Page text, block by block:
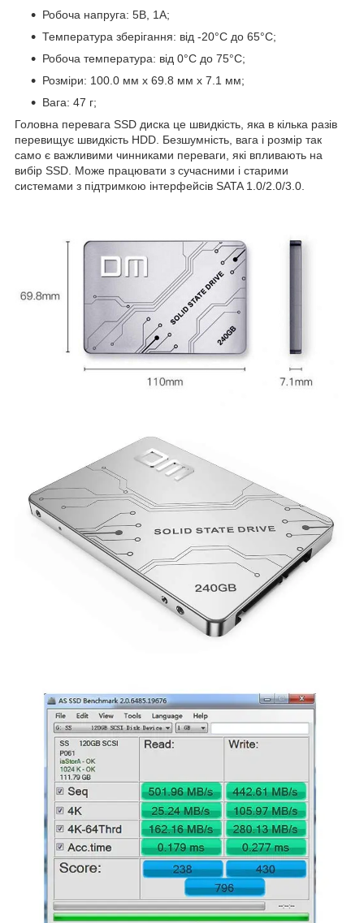
Робоча напруга: 5В, 1А;
Температура зберігання: від -20°C до 65°C;
Робоча температура: від 0°C до 75°C;
Розміри: 100.0 мм x 69.8 мм x 7.1 мм;
Вага: 47 г;
Головна перевага SSD диска це швидкість, яка в кілька разів
перевищує швидкість HDD. Безшумність, вага і розмір так
само є важливими чинниками переваги, які впливають на
вибір SSD. Може працювати з сучасними і старими
системами з підтримкою інтерфейсів SATA 1.0/2.0/3.0.